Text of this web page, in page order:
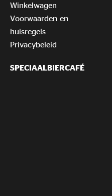
Winkelwagen
Voorwaarden en
huisregels
Privacybeleid
SPECIAALBIERCAFÉ